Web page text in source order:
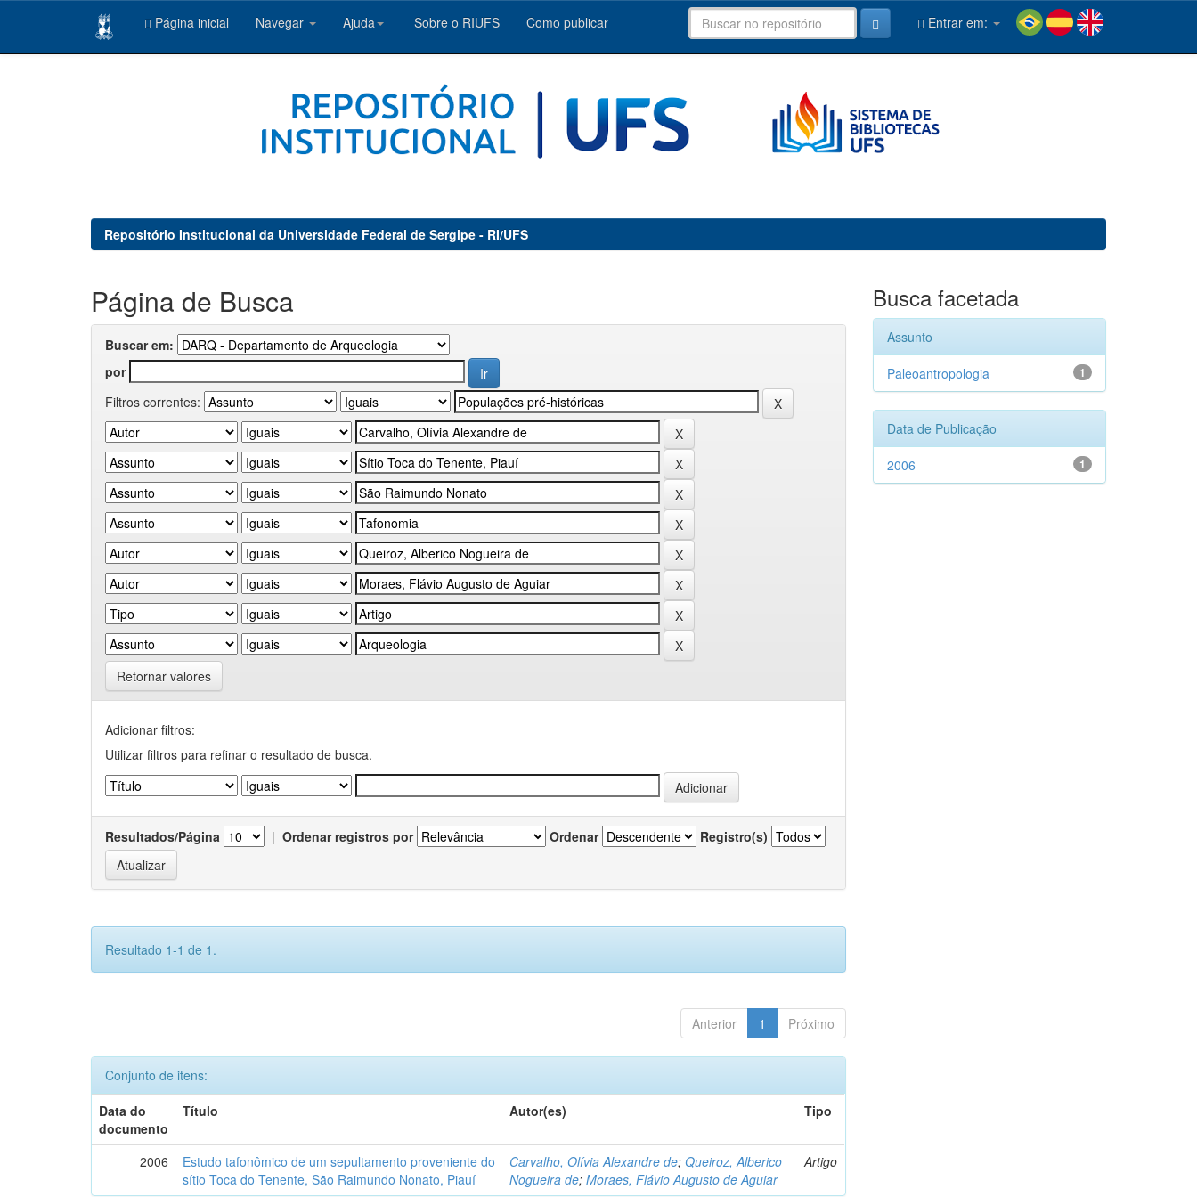
Página inicial Navegar Ajuda Sobre o RIUFS Como publicar Entrar em:
Repositório Institucional da Universidade Federal de Sergipe - RI/UFS
Página de Busca
Buscar em:
por
Filtros correntes:
Retornar valores
Adicionar filtros:
Utilizar filtros para refinar o resultado de busca.
Resultados/Página | Ordenar registros por Ordenar Registro(s)
Resultado 1-1 de 1.
Anterior 1 Próximo
Conjunto de itens:
Data do
documento
Título Autor(es) Tipo
2006
Estudo tafonômico de um sepultamento proveniente do
sítio Toca do Tenente, São Raimundo Nonato, Piauí
Carvalho, Olívia Alexandre de;Queiroz, Alberico
Nogueira de;Moraes, Flávio Augusto de Aguiar
Artigo
Busca facetada
Assunto
1
Paleoantropologia
Data de Publicação
1
2006